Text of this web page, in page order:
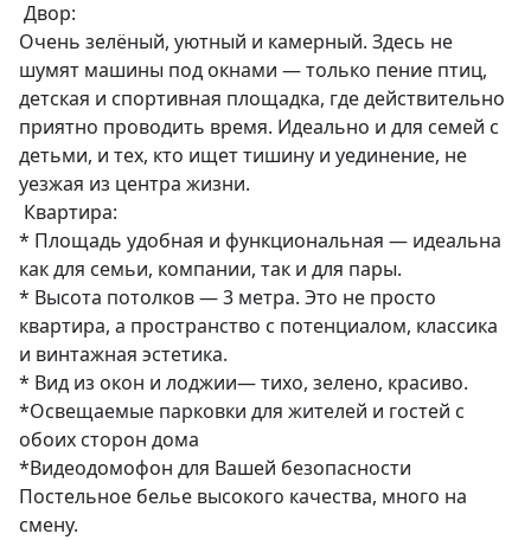
Очень зелёный, уютный и камерный. Здесь не
шумят машины под окнами — только пение птиц,
детская и спортивная площадка, где действительно
приятно проводить время. Идеально и для семей с
детьми, и тех, кто ищет тишину и уединение, не
уезжая из центра жизни.
* Площадь удобная и функциональная — идеальна
как для семьи, компании, так и для пары.
* Высота потолков — 3 метра. Это не просто
квартира, а пространство с потенциалом, классика
и винтажная эстетика.
* Вид из окон и лоджии— тихо, зелено, красиво.
*Освещаемые парковки для жителей и гостей с
обоих сторон дома
*Видеодомофон для Вашей безопасности
Постельное белье высокого качества, много на
смену.